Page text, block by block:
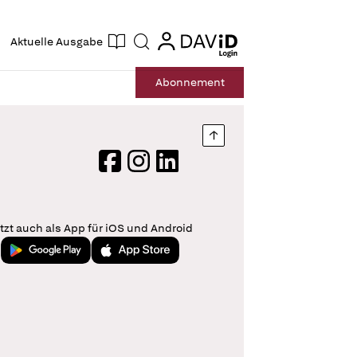
Aktuelle Ausgabe Suche login
login
Abonnement
Nach oben springen
FacebookInstagram
LinkedIn
auch als App für iOS und Android
Jetzt bei Google PlayLaden im App Store